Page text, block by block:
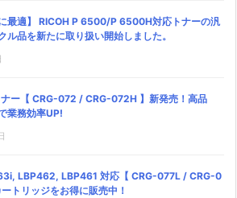
に最適】 RICOH P 6500/P 6500H対応トナーの汎
ル品を新たに取り扱い開始しました。
ー【 CRG-072 / CRG-072H 】新発売！高品
業務効率UP!
LBP462, LBP461 対応【 CRG-077L / CRG-0
トリッジをお得に販売中！